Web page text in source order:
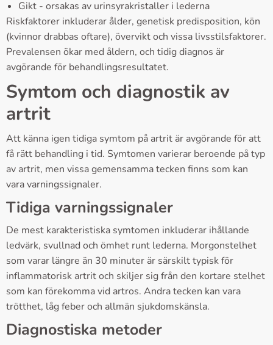
Gikt - orsakas av urinsyrakristaller i lederna
Riskfaktorer inkluderar ålder, genetisk predisposition, kön
(kvinnor drabbas oftare), övervikt och vissa livsstilsfaktorer.
Prevalensen ökar med åldern, och tidig diagnos är
avgörande för behandlingsresultatet.
Symtom och diagnostik av
artrit
Att känna igen tidiga symtom på artrit är avgörande för att
få rätt behandling i tid. Symtomen varierar beroende på typ
av artrit, men vissa gemensamma tecken finns som kan
vara varningssignaler.
Tidiga varningssignaler
De mest karakteristiska symtomen inkluderar ihållande
ledvärk, svullnad och ömhet runt lederna. Morgonstelhet
som varar längre än 30 minuter är särskilt typisk för
inflammatorisk artrit och skiljer sig från den kortare stelhet
som kan förekomma vid artros. Andra tecken kan vara
trötthet, låg feber och allmän sjukdomskänsla.
Diagnostiska metoder